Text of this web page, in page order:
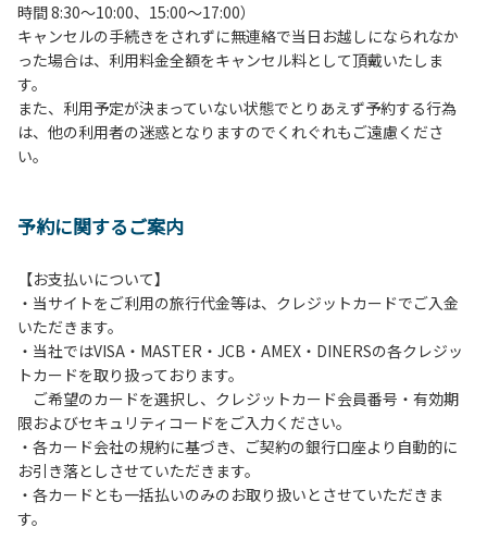
続きを行ってください。午後5時過ぎにお越しの方は、翌朝
手続きを行ってください。
４、車両は、荷物の積み下ろし時以外は、駐車場にとめてく
ださい。
５、チェックアウトは、午前10時まで（日帰り使用の場合は
午後5時まで）です。チェックインの手続きを行っていない
方や使用人数が増えた場合は、必ず手続きを行ってくださ
ら午前10時までの間にゴミステーションに出してください。
は、お持ち帰りをお願いします。
【禁止事項】
カラオケ、発電機、地面での直火による焚き火、キャンプフ
ァイヤー、打ち上げ式花火、テントサウナの設置
【注意事項】
当キャンプ場のそばを流れる歴舟川は、上流で雨が降ると短
時間で増水し、川原で遊んでいると大変危険な状態になりや
すく、過去にも増水により人が流される事故が数件起きてい
時間 8:30～10:00、15:00～17:00）
キャンセルの手続きをされずに無連絡で当日お越しになられなか
った場合は、利用料金全額をキャンセル料として頂戴いたしま
す。
また、利用予定が決まっていない状態でとりあえず予約する行為
は、他の利用者の迷惑となりますのでくれぐれもご遠慮くださ
い。
予約に関するご案内
【お支払いについて】
・当サイトをご利用の旅行代金等は、クレジットカードでご入金
いただきます。
・当社ではVISA・MASTER・JCB・AMEX・DINERSの各クレジッ
トカードを取り扱っております。
ご希望のカードを選択し、クレジットカード会員番号・有効期
限およびセキュリティコードをご入力ください。
・各カード会社の規約に基づき、ご契約の銀行口座より自動的に
お引き落としさせていただきます。
・各カードとも一括払いのみのお取り扱いとさせていただきま
す。